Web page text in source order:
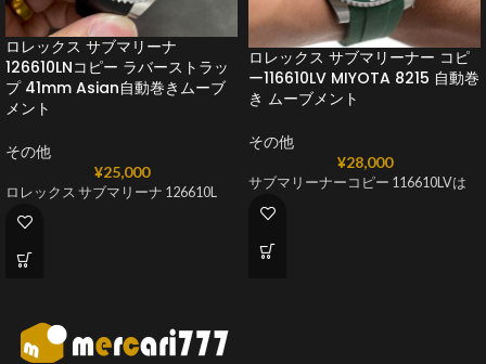
ロレックス サブマリーナ
126610LNコピー ラバーストラッ
プ 41mm Asian自動巻きムーブ
メント
その他
¥25,000
ロレックス サブマリーナ 126610L
ロレックス サブマリーナー コピ
ー116610LV MIYOTA 8215 自動巻
き ムーブメント
その他
¥28,000
サブマリーナーコピー 116610LVは